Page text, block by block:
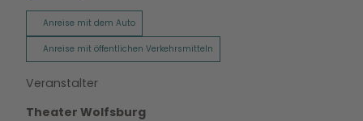
Anreise mit dem Auto
Anreise mit öffentlichen Verkehrsmitteln
Veranstalter
Theater Wolfsburg